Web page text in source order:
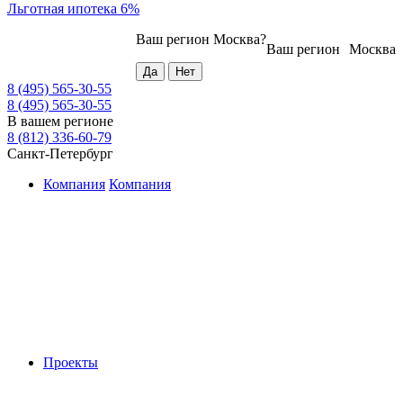
Льготная ипотека 6%
Москва
Ваш регион
Ваш регион Москва?
8 (495) 565-30-55
8 (495) 565-30-55
В вашем регионе
8 (812) 336-60-79
Санкт-Петербург
Компания Компания
Проекты